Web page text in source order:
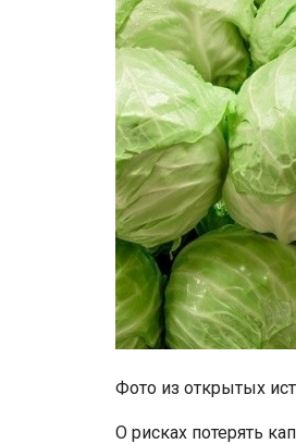
Фото из открытых
О рисках потерять